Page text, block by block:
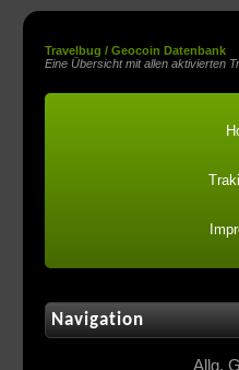
Travelbug / Geocoin Datenbank
Eine Übersicht mit allen aktivierten
Navigation
Allg.